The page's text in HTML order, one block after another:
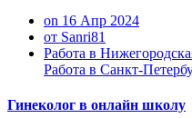
on 16 Апр 2024
от Sanri81
Работа в
Работа в Санкт-
Гинеколог в онлайн школу